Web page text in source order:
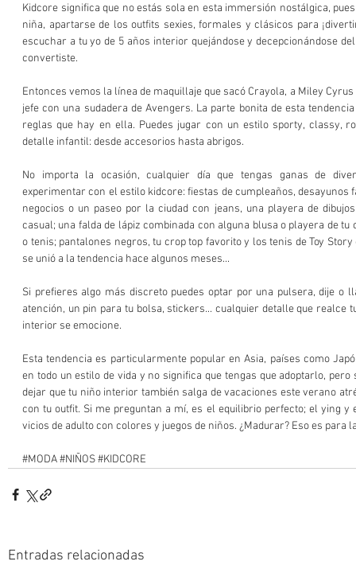
Kidcore significa que no estás sola en esta immersión nostálgica,
niña, apartarse de los outfits sexies, formales y clásicos para
escuchar a tu yo de 5 años interior quejándose y decepcionándose
convertiste.
Entonces vemos la línea de maquillaje que sacó Crayola, a Miley
jefe con una sudadera de Avengers. La parte bonita de esta
reglas que hay en ella. Puedes jugar con un estilo sporty, classy,
detalle infantil: desde accesorios hasta abrigos.
No importa la ocasión, cualquier día que tengas ganas de
experimentar con el estilo kidcore: fiestas de cumpleaños, desayunos
negocios o un paseo por la ciudad con jeans, una playera de
casual; una falda de lápiz combinada con alguna blusa o playera de
o tenis; pantalones negros, tu crop top favorito y los tenis de Toy
se unió a la tendencia hace algunos meses...
Si prefieres algo más discreto puedes optar por una pulsera, dije o
atención, un pin para tu bolsa, stickers... cualquier detalle que realce
interior se emocione.
Esta tendencia es particularmente popular en Asia, países como
en todo un estilo de vida y no significa que tengas que adoptarlo,
dejar que tu niño interior también salga de vacaciones este verano
con tu outfit. Si me preguntan a mí, es el equilibrio perfecto; el ying y
vicios de adulto con colores y juegos de niños. ¿Madurar? Eso es para
#MODA#NIÑOS#KIDCORE
Entradas relacionadas